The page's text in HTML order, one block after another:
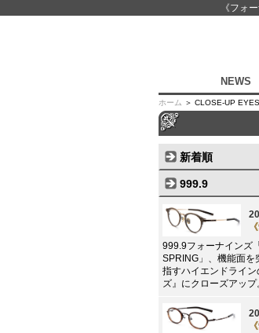
《フォ
NEWS
ホーム ＞ CLOSE-UP
新着順
999.9
999.9フォーナインズ
SPRING」、機能面を
指すハイエンドライ
ズ』にクローズアップ